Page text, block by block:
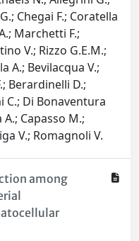
Chegai F.; Coratella
Marchetti F.;
V.; Rizzo G.E.M.;
A.; Bevilacqua V.;
Berardinelli D.;
C.; Di Bonaventura
Capasso M.;
V.; Romagnoli V.
among